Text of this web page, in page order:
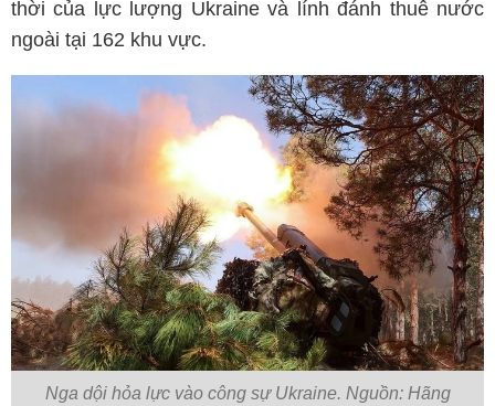
thời của lực lượng Ukraine và lính đánh thuê nước
ngoài tại 162 khu vực.
Nga dội hỏa lực vào công sự Ukraine. Nguồn: Hãng